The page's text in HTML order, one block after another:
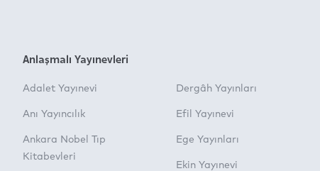
Anlaşmalı Yayınevleri
Adalet Yayınevi
Anı Yayıncılık
Ankara Nobel Tıp
Kitabevleri
Dergâh Yayınları
Efil Yayınevi
Ege Yayınları
Ekin Yayınevi